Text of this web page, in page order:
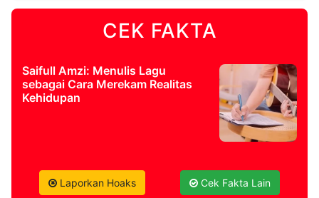
CEK FAKTA
Saifull Amzi: Menulis Lagu
sebagai Cara Merekam Realitas
Kehidupan
Laporkan Hoaks Cek Fakta Lain